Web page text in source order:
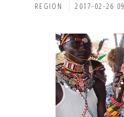
REGION 2017-02-26